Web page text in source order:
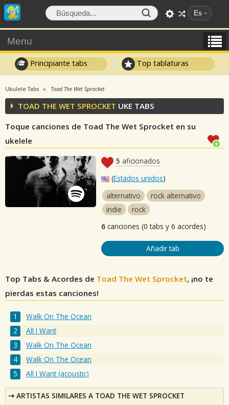
Es
Menu
Principiante tabs Top tablaturas
Ukulele Tabs Toad The Wet Sprocket
TOAD THE WET SPROCKET UKE TABS
Toque canciones de Toad The Wet Sprocket en su
ukelele
5 aficionados
(Estados unidos)
alternativo
rock alternativo
indie
rock
6 canciones (0 tabs y 6 acordes)
Añadir tab
Top Tabs & Acordes de Toad The Wet Sprocket, ¡no te
pierdas estas canciones!
Walk On The Ocean
All I Want
Walk On The Ocean
Walk On The Ocean
All I Want (acoustic)
ARTISTAS SIMILARES A TOAD THE WET SPROCKET